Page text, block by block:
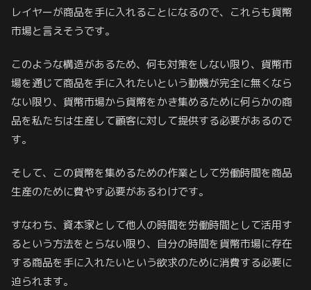
レイヤーが商品を手に入れることになるので、これらも貨幣
市場と言えそうです。
このような構造があるため、何も対策をしない限り、貨幣市
場を通じて商品を手に入れたいという動機が完全に無くなら
ない限り、貨幣市場から貨幣をかき集めるために何らかの商
品を私たちは生産して顧客に対して提供する必要があるので
す。
そして、この貨幣を集めるための作業として労働時間を商品
生産のために費やす必要があるわけです。
すなわち、資本家として他人の時間を労働時間として活用す
るという方法をとらない限り、自分の時間を貨幣市場に存在
する商品を手に入れたいという欲求のために消費する必要に
迫られます。